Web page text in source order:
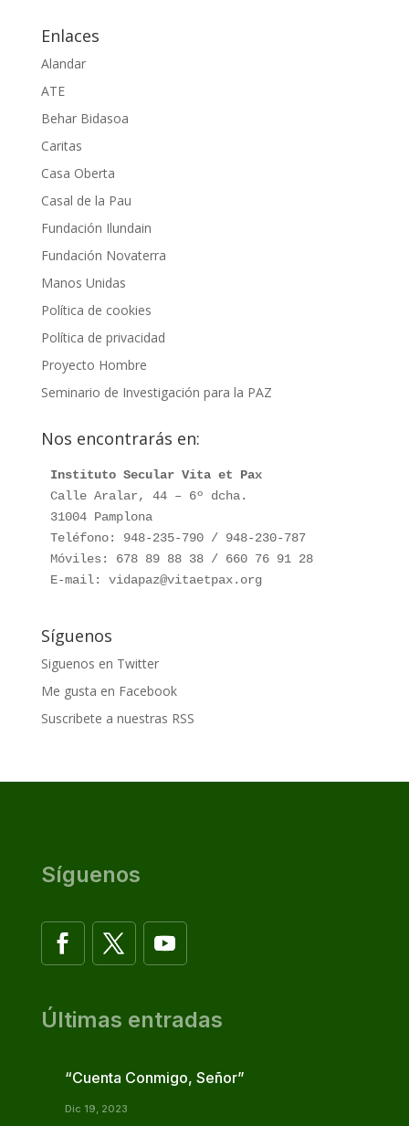
Enlaces
Alandar
ATE
Behar Bidasoa
Caritas
Casa Oberta
Casal de la Pau
Fundación Ilundain
Fundación Novaterra
Manos Unidas
Política de cookies
Política de privacidad
Proyecto Hombre
Seminario de Investigación para la PAZ
Nos encontrarás en:
Instituto Secular Vita et Pax
Calle Aralar, 44 – 6º dcha.
31004 Pamplona
Teléfono: 948-235-790 / 948-230-787
Móviles: 678 89 88 38 / 660 76 91 28
E-mail: vidapaz@vitaetpax.org
Síguenos
Siguenos en Twitter
Me gusta en Facebook
Suscribete a nuestras RSS
Síguenos
Últimas entradas
“Cuenta Conmigo, Señor”
Dic 19, 2023